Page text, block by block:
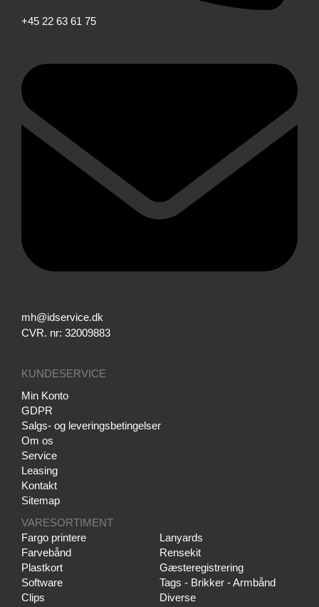
+45 22 63 61 75
mh@idservice.dk
CVR. nr: 32009883
KUNDESERVICE
Min Konto
GDPR
Salgs- og leveringsbetingelser
Om os
Service
Leasing
Kontakt
Sitemap
VARESORTIMENT
Fargo printere
Farvebånd
Plastkort
Software
Clips
Lanyards
Rensekit
Gæsteregistrering
Tags - Brikker - Armbånd
Diverse